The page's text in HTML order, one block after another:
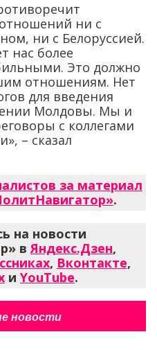
ни с
ни с Белоруссией.
нас более
Это должно
отношениям. Нет
для введения
Молдовы. Мы и
с коллегами
– сказал
за материал
.
на новости
вЯндекс.Дзен,
, Вконтакте,
и YouTube.
новости